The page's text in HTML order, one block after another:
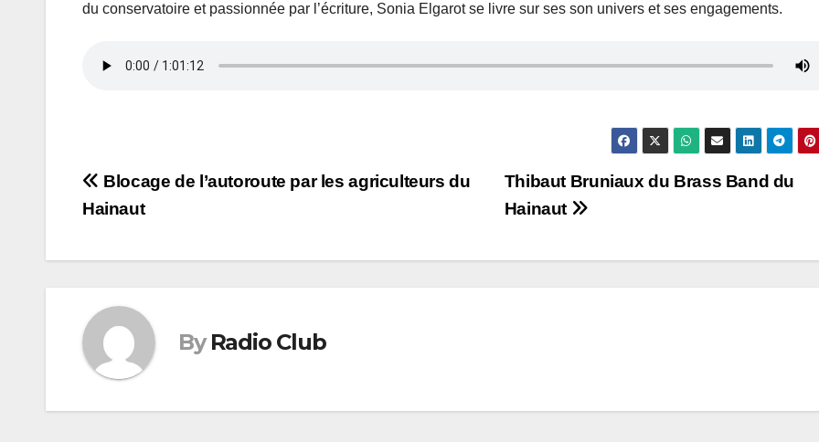
du conservatoire et passionnée par l’écriture, Sonia Elgarot se livre sur ses son univers et ses engagements.
Navigation
de
l’article
Thibaut Bruniaux du Brass Band du
Hainaut
Blocage de l’autoroute par les agriculteurs du
Hainaut
By Radio Club